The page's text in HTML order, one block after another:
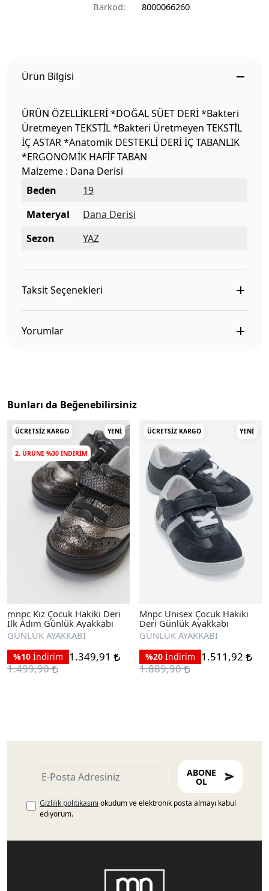
Barkod:
8000066260
Ürün Bilgisi
ÜRÜN ÖZELLİKLERİ *DOĞAL SÜET DERİ *Bakteri
Üretmeyen TEKSTİL *Bakteri Üretmeyen TEKSTİL
İÇ ASTAR *Anatomik DESTEKLİ DERİ İÇ TABANLIK
*ERGONOMİK HAFİF TABAN
Malzeme : Dana Derisi
Beden
19
Materyal
Dana Derisi
Sezon
YAZ
Taksit Seçenekleri
Yorumlar
Bunları da Beğenebilirsiniz
ÜCRETSIZ KARGO YENI
2. ÜRÜNE %30 INDIRIM
mnpc Kız Çocuk Hakiki Deri
İlk Adım Günlük Ayakkabı
GÜNLÜK AYAKKABI
%10 İndirim
1.349,91
1.499,90
ÜCRETSIZ KARGO YENI
Mnpc Unisex Çocuk Hakiki
Deri Günlük Ayakkabı
GÜNLÜK AYAKKABI
%20 İndirim
1.511,92
1.889,90
ABONE
OL
Gizlilik politikasını okudum ve elektronik posta almayı kabul
ediyorum.